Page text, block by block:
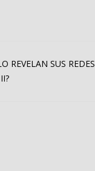
REVELAN SUS REDES